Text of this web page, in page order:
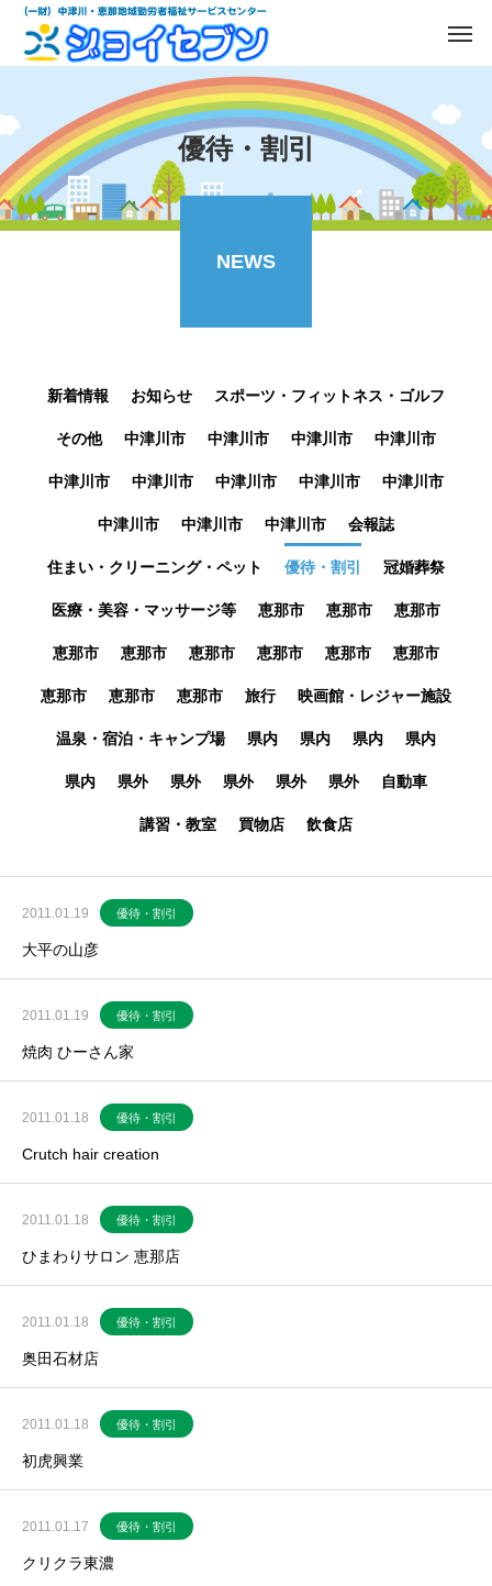
優待・割引
NEWS
新着情報 お知らせ スポーツ・フィットネス・ゴルフ
その他 中津川市 中津川市 中津川市 中津川市
中津川市 中津川市 中津川市 中津川市 中津川市
中津川市 中津川市 中津川市 会報誌
住まい・クリーニング・ペット 優待・割引 冠婚葬祭
医療・美容・マッサージ等 恵那市 恵那市 恵那市
恵那市 恵那市 恵那市 恵那市 恵那市 恵那市
恵那市 恵那市 恵那市 旅行 映画館・レジャー施設
温泉・宿泊・キャンプ場 県内 県内 県内 県内
県内 県外 県外 県外 県外 県外 自動車
講習・教室 買物店 飲食店
2011.01.19 優待・割引
大平の山彦
2011.01.19 優待・割引
焼肉 ひーさん家
2011.01.18 優待・割引
Crutch hair creation
2011.01.18 優待・割引
ひまわりサロン 恵那店
2011.01.18 優待・割引
奥田石材店
2011.01.18 優待・割引
初虎興業
2011.01.17 優待・割引
クリクラ東濃